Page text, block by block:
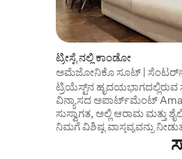
ಟ್ರೀಸ್ಟೆ ನಲ್ಲಿ ಕಾಂಡೋ
ಅಮೆಜೋನಿಕೊ ಸೂಟ್ |
ವಿನ್ಯಾಸ
ಟ್ರಿಯೆಸ್ಟ್‌ನ ಹೃದಯಭಾಗದಲ್ಲಿರುವ
ವಿನ್ಯಾಸದ ಅಪಾರ್ಟ್‌ಮೆಂಟ್
ಸುಸ್ವಾಗತ, ಅಲ್ಲಿ ಆರಾಮ ಮತ್ತು
ನಿಮಗೆ ವಿಶಿಷ್ಟ ವಾಸ್ತವ್ಯವನ್ನು ನೀಡುತ್ತವೆ.
ನವೀಕರಿಸಲಾದ ಈ
ಒಳಾಂಗಣಗಳನ್ನು ಮತ್ತು